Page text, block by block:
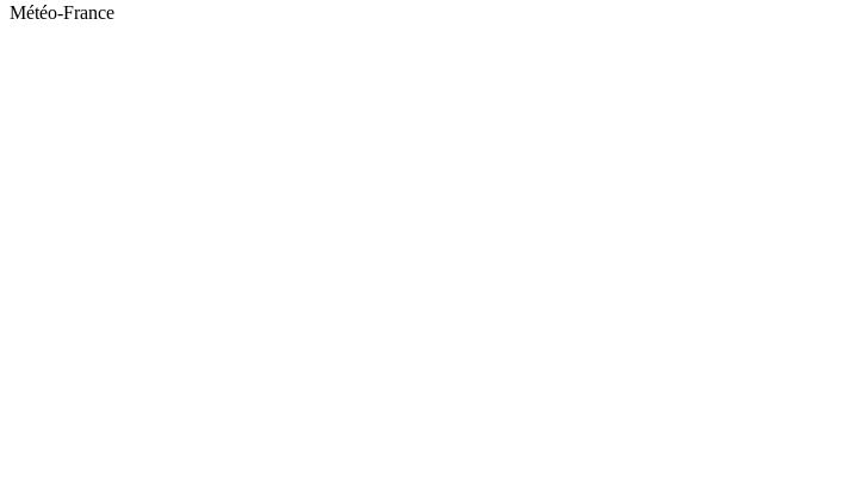
Météo-France